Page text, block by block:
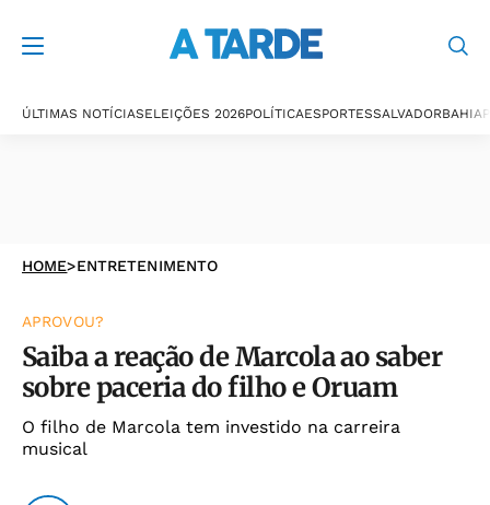
ÚLTIMAS NOTÍCIASELEIÇÕES 2026POLÍTICAESPORTESSALVADORBAHIA
HOME>ENTRETENIMENTO
APROVOU?
Saiba a reação de Marcola ao saber
sobre paceria do filho e Oruam
O filho de Marcola tem investido na carreira
musical